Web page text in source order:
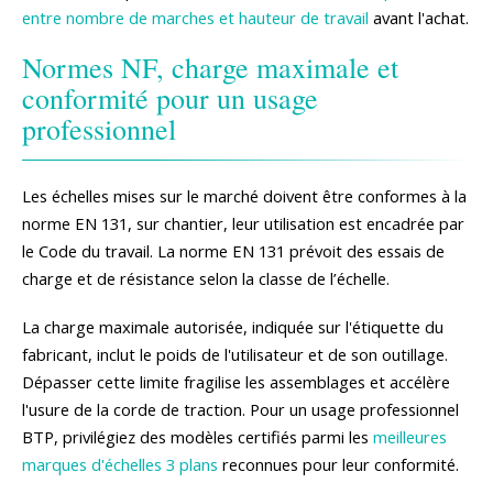
entre nombre de marches et hauteur de travail avant l'achat.
Normes NF, charge maximale et
conformité pour un usage
professionnel
Les échelles mises sur le marché doivent être conformes à la
norme EN 131, sur chantier, leur utilisation est encadrée par
le Code du travail. La norme EN 131 prévoit des essais de
charge et de résistance selon la classe de l’échelle.
La charge maximale autorisée, indiquée sur l'étiquette du
fabricant, inclut le poids de l'utilisateur et de son outillage.
Dépasser cette limite fragilise les assemblages et accélère
l'usure de la corde de traction. Pour un usage professionnel
BTP, privilégiez des modèles certifiés parmi les meilleures
marques d'échelles 3 plans reconnues pour leur conformité.